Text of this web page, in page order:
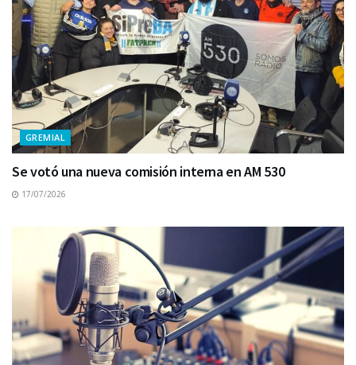
GREMIAL
Se votó una nueva comisión interna en AM 530
17/07/2026